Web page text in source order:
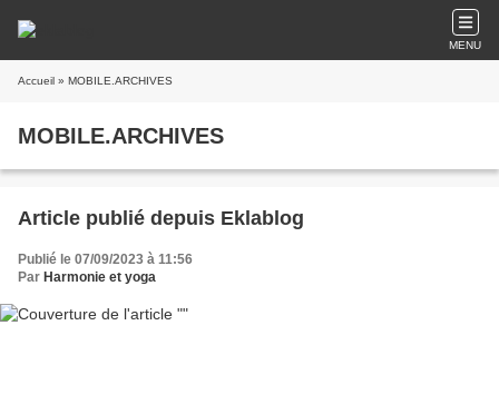
MENU
Accueil » MOBILE.ARCHIVES
MOBILE.ARCHIVES
Article publié depuis Eklablog
Publié le 07/09/2023 à 11:56
Par Harmonie et yoga